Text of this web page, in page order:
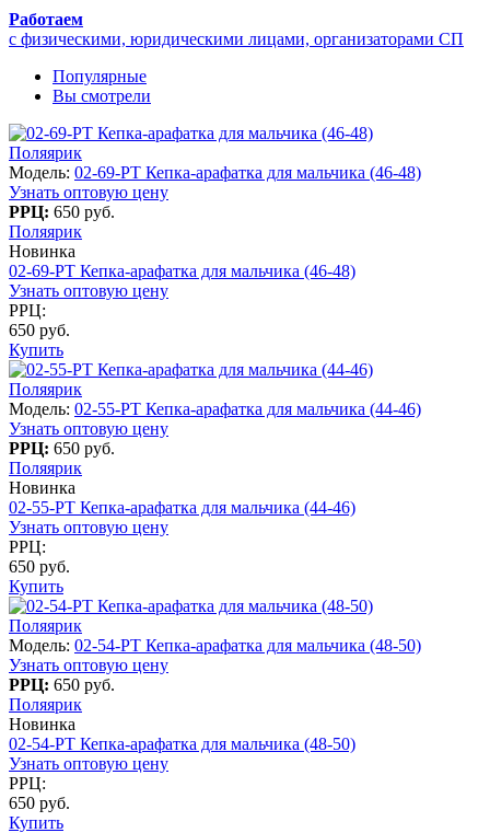
Работаем
с физическими, юридическими лицами, организаторами СП
Популярные
Вы смотрели
Поляярик
Модель: 02-69-PT Кепка-арафатка для мальчика (46-48)
Узнать оптовую цену
РРЦ: 650 руб.
Поляярик
Новинка
02-69-PT Кепка-арафатка для мальчика (46-48)
Узнать оптовую цену
РРЦ:
650 руб.
Купить
Поляярик
Модель: 02-55-PT Кепка-арафатка для мальчика (44-46)
Узнать оптовую цену
РРЦ: 650 руб.
Поляярик
Новинка
02-55-PT Кепка-арафатка для мальчика (44-46)
Узнать оптовую цену
РРЦ:
650 руб.
Купить
Поляярик
Модель: 02-54-PT Кепка-арафатка для мальчика (48-50)
Узнать оптовую цену
РРЦ: 650 руб.
Поляярик
Новинка
02-54-PT Кепка-арафатка для мальчика (48-50)
Узнать оптовую цену
РРЦ:
650 руб.
Купить